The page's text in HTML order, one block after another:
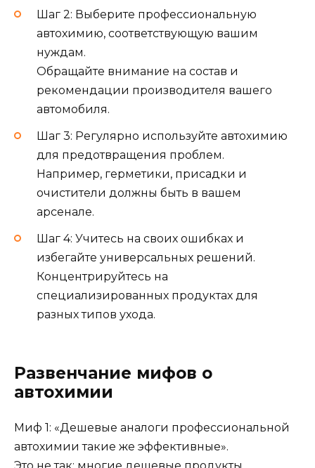
Шаг 2: Выберите профессиональную
автохимию, соответствующую вашим
нуждам.
Обращайте внимание на состав и
рекомендации производителя вашего
автомобиля.
Шаг 3: Регулярно используйте автохимию
для предотвращения проблем.
Например, герметики, присадки и
очистители должны быть в вашем
арсенале.
Шаг 4: Учитесь на своих ошибках и
избегайте универсальных решений.
Концентрируйтесь на
специализированных продуктах для
разных типов ухода.
Развенчание мифов о
автохимии
Миф 1: «Дешевые аналоги профессиональной
автохимии такие же эффективные».